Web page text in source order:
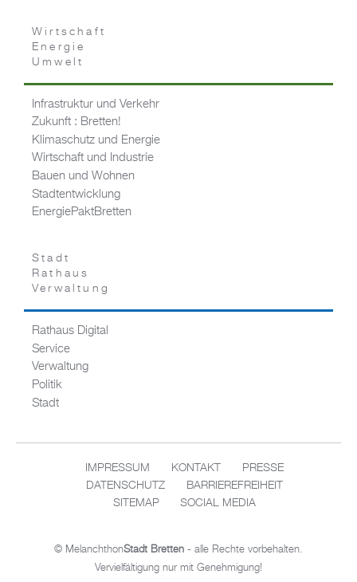
Wirtschaft
Energie
Umwelt
Infrastruktur und Verkehr
Zukunft : Bretten!
Klimaschutz und Energie
Wirtschaft und Industrie
Bauen und Wohnen
Stadtentwicklung
EnergiePaktBretten
Stadt
Rathaus
Verwaltung
Rathaus Digital
Service
Verwaltung
Politik
Stadt
IMPRESSUM KONTAKT
PRESSE
DATENSCHUTZ
BARRIEREFREIHEIT
SITEMAP
SOCIAL MEDIA
© MelanchthonStadt Bretten - alle Rechte vorbehalten.
Vervielfältigung nur mit Genehmigung!